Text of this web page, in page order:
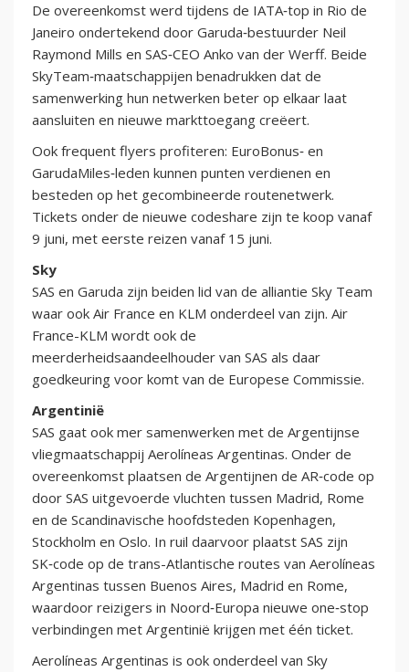
De overeenkomst werd tijdens de IATA‑top in Rio de
Janeiro ondertekend door Garuda‑bestuurder Neil
Raymond Mills en SAS‑CEO Anko van der Werff. Beide
SkyTeam‑maatschappijen benadrukken dat de
samenwerking hun netwerken beter op elkaar laat
aansluiten en nieuwe markttoegang creëert.
Ook frequent flyers profiteren: EuroBonus‑ en
GarudaMiles‑leden kunnen punten verdienen en
besteden op het gecombineerde routenetwerk.
Tickets onder de nieuwe codeshare zijn te koop vanaf
9 juni, met eerste reizen vanaf 15 juni.
Sky
SAS en Garuda zijn beiden lid van de alliantie Sky Team
waar ook Air France en KLM onderdeel van zijn. Air
France-KLM wordt ook de
meerderheidsaandeelhouder van SAS als daar
goedkeuring voor komt van de Europese Commissie.
Argentinië
SAS gaat ook mer samenwerken met de Argentijnse
vliegmaatschappij Aerolíneas Argentinas. Onder de
overeenkomst plaatsen de Argentijnen de AR‑code op
door SAS uitgevoerde vluchten tussen Madrid, Rome
en de Scandinavische hoofdsteden Kopenhagen,
Stockholm en Oslo. In ruil daarvoor plaatst SAS zijn
SK‑code op de trans-Atlantische routes van Aerolíneas
Argentinas tussen Buenos Aires, Madrid en Rome,
waardoor reizigers in Noord‑Europa nieuwe one‑stop
verbindingen met Argentinië krijgen met één ticket.
Aerolíneas Argentinas is ook onderdeel van Sky